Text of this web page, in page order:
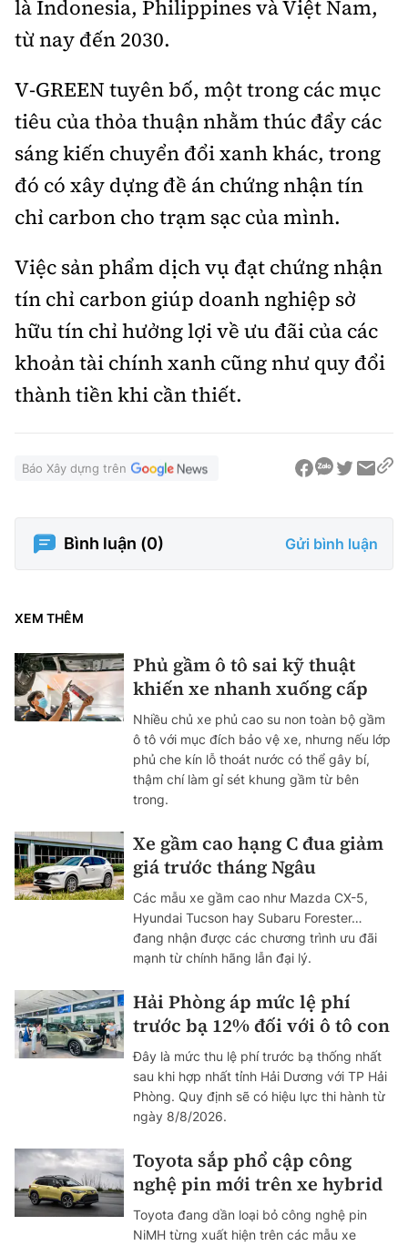
là Indonesia, Philippines và Việt Nam,
từ nay đến 2030.
V-GREEN tuyên bố, một trong các mục
tiêu của thỏa thuận nhằm thúc đẩy các
sáng kiến chuyển đổi xanh khác, trong
đó có xây dựng đề án chứng nhận tín
chỉ carbon cho trạm sạc của mình.
Việc sản phẩm dịch vụ đạt chứng nhận
tín chỉ carbon giúp doanh nghiệp sở
hữu tín chỉ hưởng lợi về ưu đãi của các
khoản tài chính xanh cũng như quy đổi
thành tiền khi cần thiết.
Báo Xây dựng trên
Bình luận (0) Gửi bình luận
XEM THÊM
Phủ gầm ô tô sai kỹ thuật
khiến xe nhanh xuống cấp
Nhiều chủ xe phủ cao su non toàn bộ gầm
ô tô với mục đích bảo vệ xe, nhưng nếu lớp
phủ che kín lỗ thoát nước có thể gây bí,
thậm chí làm gỉ sét khung gầm từ bên
trong.
Xe gầm cao hạng C đua giảm
giá trước tháng Ngâu
Các mẫu xe gầm cao như Mazda CX-5,
Hyundai Tucson hay Subaru Forester…
đang nhận được các chương trình ưu đãi
mạnh từ chính hãng lẫn đại lý.
Hải Phòng áp mức lệ phí
trước bạ 12% đối với ô tô con
Đây là mức thu lệ phí trước bạ thống nhất
sau khi hợp nhất tỉnh Hải Dương với TP Hải
Phòng. Quy định sẽ có hiệu lực thi hành từ
ngày 8/8/2026.
Toyota sắp phổ cập công
nghệ pin mới trên xe hybrid
Toyota đang dần loại bỏ công nghệ pin
NiMH từng xuất hiện trên các mẫu xe